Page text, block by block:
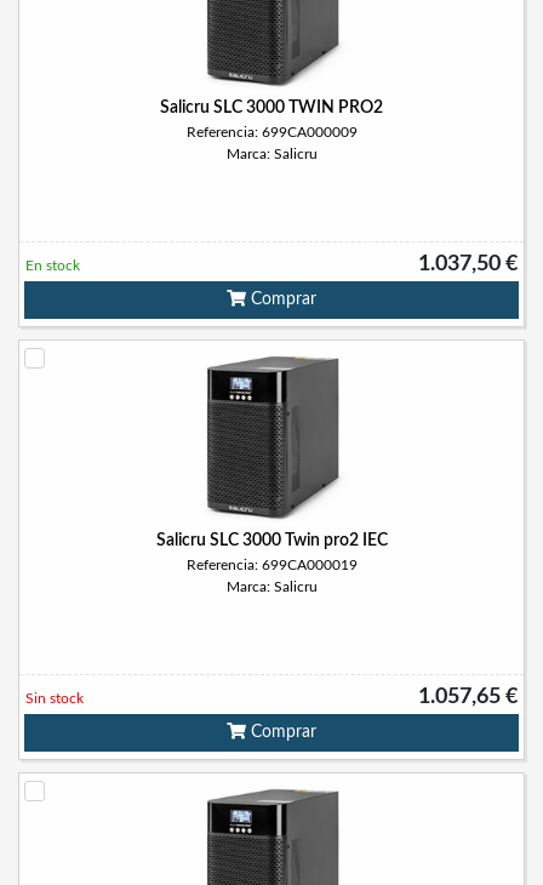
Salicru SLC 3000 TWIN PRO2
Referencia: 699CA000009
Marca: Salicru
1.037,50 €
En stock
Comprar
Salicru SLC 3000 Twin pro2 IEC
Referencia: 699CA000019
Marca: Salicru
1.057,65 €
Sin stock
Comprar